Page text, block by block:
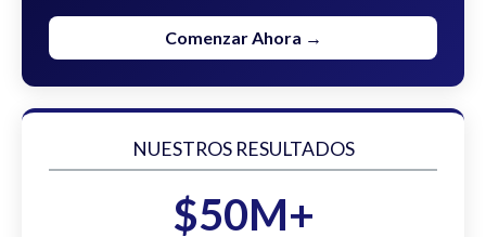
Comenzar Ahora →
NUESTROS RESULTADOS
$50M+